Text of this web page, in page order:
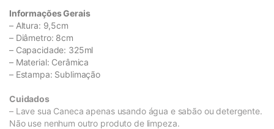
Informações Gerais
– Altura: 9,5cm
– Diâmetro: 8cm
– Capacidade: 325ml
– Material: Cerâmica
– Estampa: Sublimação
Cuidados
– Lave sua Caneca apenas usando água e sabão ou detergente.
Não use nenhum outro produto de limpeza.